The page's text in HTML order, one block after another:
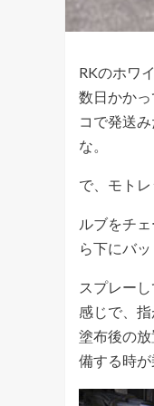
RKのホワ
数日かか
コで発送
な。
で、モトレ
ルブをチ
ら下にバ
スプレー
感じで、指
塗布後の
備する時が